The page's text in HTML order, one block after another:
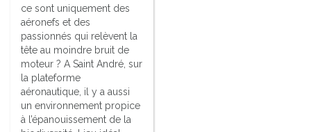
ce sont uniquement des
aéronefs et des
passionnés qui relèvent la
tête au moindre bruit de
moteur ? A Saint André, sur
la plateforme
aéronautique, il y a aussi
un environnement propice
à l’épanouissement de la